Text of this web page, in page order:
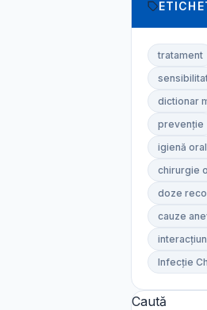
tratament
dictionar
prevenție
igienă
chirurgie
doze
cauze
Infecție
Caută